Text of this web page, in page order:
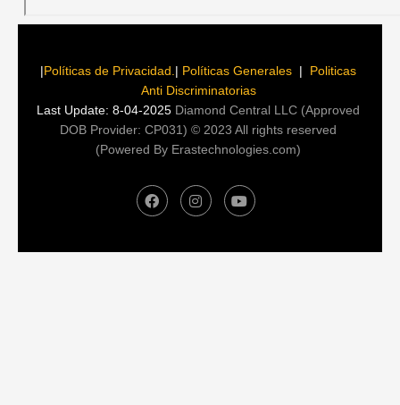
|Políticas de Privacidad | Políticas Generales | Politicas
Anti Discriminatorias
Last Update: 8-04-2025 Diamond Central LLC (Approved
DOB Provider:CP031)© 2023 All rights reserved
(Powered By Erastechnologies.com)